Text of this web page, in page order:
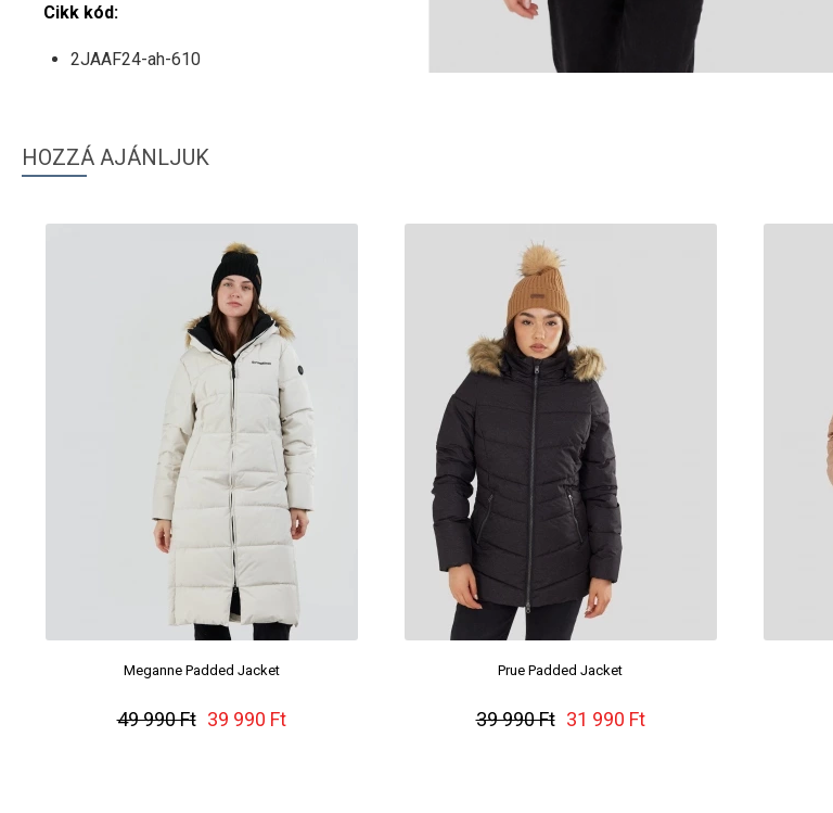
Cikk kód:
2JAAF24-ah-610
HOZZÁ AJÁNLJUK
Meganne Padded Jacket
49 990 Ft 39 990 Ft
Prue Padded Jacket
39 990 Ft 31 990 Ft